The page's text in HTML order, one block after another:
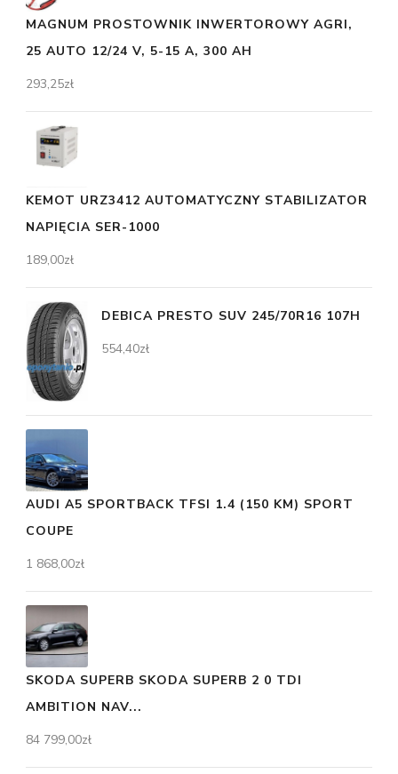
MAGNUM PROSTOWNIK INWERTOROWY AGRI,
25 AUTO 12/24 V, 5-15 A, 300 AH
293,25zł
KEMOT URZ3412 AUTOMATYCZNY STABILIZATOR
NAPIĘCIA SER-1000
189,00zł
DEBICA PRESTO SUV 245/70R16 107H
554,40zł
AUDI A5 SPORTBACK TFSI 1.4 (150 KM) SPORT
COUPE
1 868,00zł
SKODA SUPERB SKODA SUPERB 2 0 TDI
AMBITION NAV...
84 799,00zł